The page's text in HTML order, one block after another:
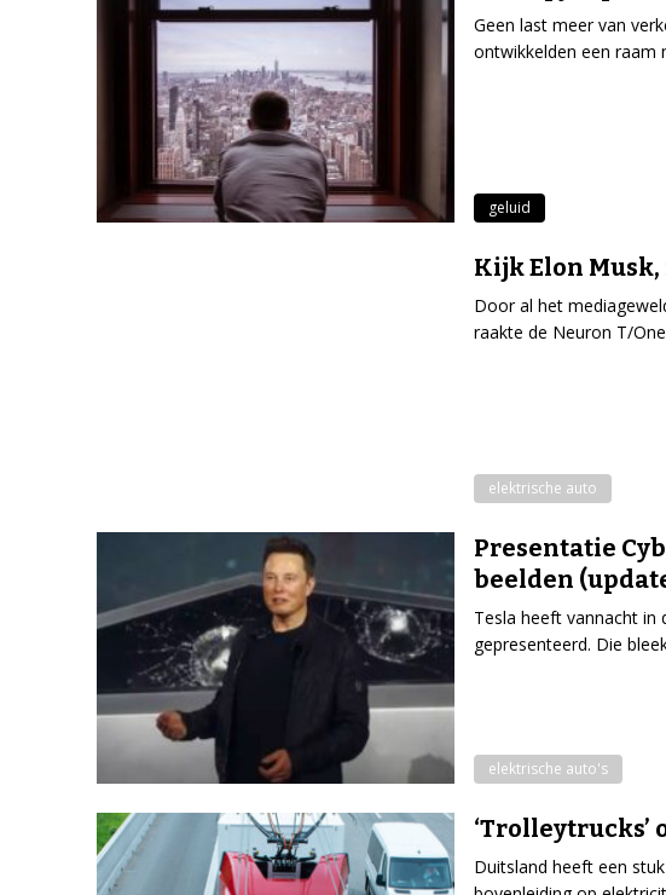
Geen last meer van
ontwikkelden een raam
geluid
Kijk Elon
Door al het
raakte de Neuron T/
elektrische auto
Presentatie
beelden
Tesla heeft vannacht in
gepresenteerd. Die
elektrische auto's
‘Trolleytrucks’
Duitsland heeft een